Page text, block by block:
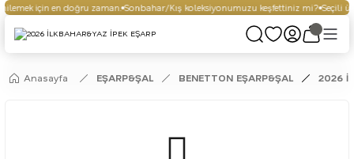
için en doğru zaman. Sonbahar/Kış koleksiyonumuzu keşfettiniz mi? Seçili
Anasayfa EŞARP&ŞAL BENETTON EŞARP&ŞAL 2026